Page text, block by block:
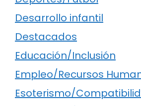
Desarrollo infantil
Destacados
Educación/Inclusión
Empleo/Recursos
Esoterismo/